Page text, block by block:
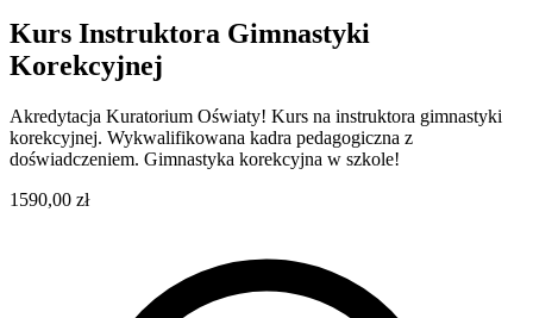
Kurs Instruktora Gimnastyki
Korekcyjnej
Akredytacja Kuratorium Oświaty! Kurs na instruktora gimnastyki
korekcyjnej. Wykwalifikowana kadra pedagogiczna z
doświadczeniem. Gimnastyka korekcyjna w szkole!
1590,00 zł